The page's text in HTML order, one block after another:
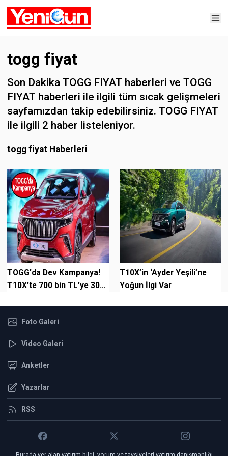
togg fiyat
Son Dakika TOGG FIYAT haberleri ve TOGG
FIYAT haberleri ile ilgili tüm sıcak gelişmeleri
sayfamızdan takip edebilirsiniz. TOGG FIYAT
ile ilgili 2 haber listeleniyor.
togg fiyat Haberleri
TOGG'da Dev Kampanya!
T10X’te 700 bin TL’ye 30
T10X’in ‘Ayder Yeşili’ne
Yoğun İlgi Var
Foto Galeri
Video Galeri
Anketler
Yazarlar
RSS